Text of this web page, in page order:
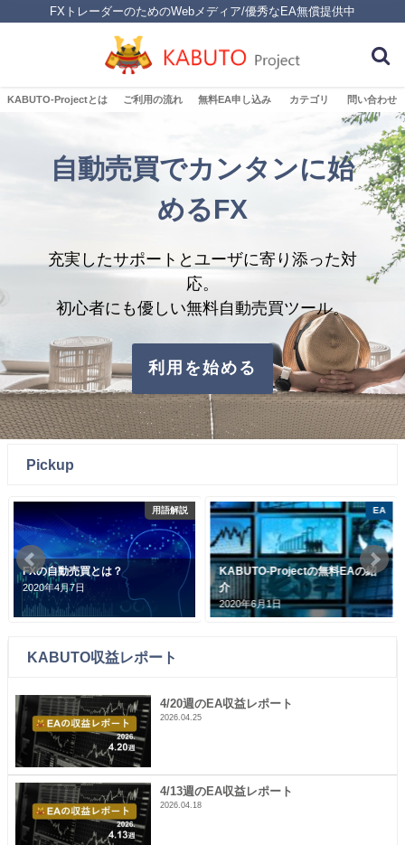
FXトレーダーのためのWebメディア/優秀なEA無償提供中
KABUTO-Projectとは ご利用の流れ 無料EA申し込み カテゴリ 問い合わせ
自動売買でカンタンに始
めるFX
充実したサポートとユーザに寄り添った対
応。
初心者にも優しい無料自動売買ツール。
利用を始める
Pickup
用語解説
FXの自動売買とは？
2020年4月7日
EA
KABUTO-Projectの無料EAの紹
介
2020年6月1日
KABUTO収益レポート
4/20週のEA収益レポート
2026.04.25
4/13週のEA収益レポート
2026.04.18